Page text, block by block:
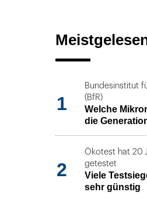
1
Bundesinstitut
(BfR)
Welche
die
2
Ökotest hat 20
getestet
Viele
sehr günstig